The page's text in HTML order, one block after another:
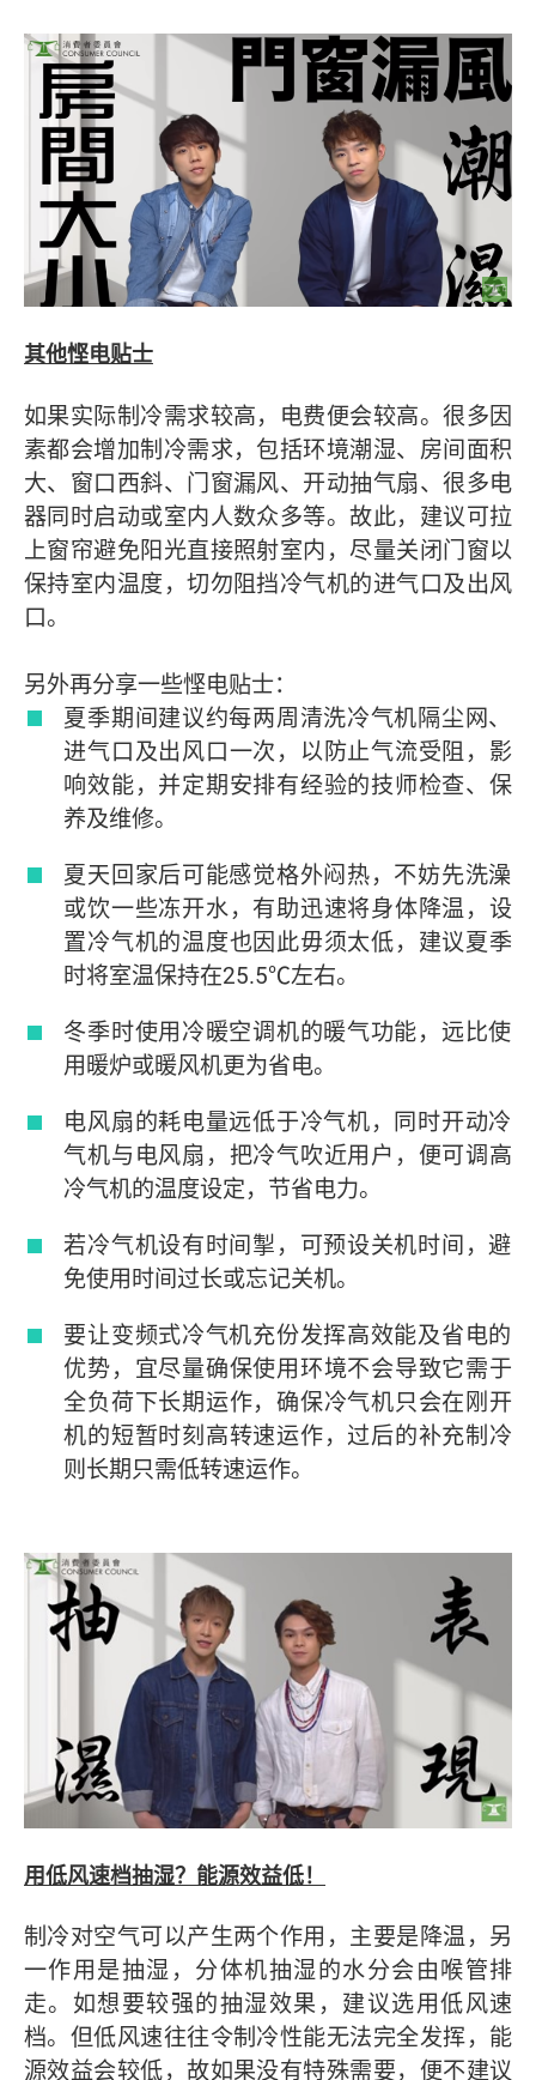
其他悭电贴士
如果实际制冷需求较高，电费便会较高。很多因
素都会增加制冷需求，包括环境潮湿、房间面积
大、窗口西斜、门窗漏风、开动抽气扇、很多电
器同时启动或室内人数众多等。故此，建议可拉
上窗帘避免阳光直接照射室内，尽量关闭门窗以
保持室内温度，切勿阻挡冷气机的进气口及出风
口。
另外再分享一些悭电贴士：
夏季期间建议约每两周清洗冷气机隔尘网、
进气口及出风口一次，以防止气流受阻，影
响效能，并定期安排有经验的技师检查、保
养及维修。
夏天回家后可能感觉格外闷热，不妨先洗澡
或饮一些冻开水，有助迅速将身体降温，设
置冷气机的温度也因此毋须太低，建议夏季
时将室温保持在25.5℃左右。
冬季时使用冷暖空调机的暖气功能，远比使
用暖炉或暖风机更为省电。
电风扇的耗电量远低于冷气机，同时开动冷
气机与电风扇，把冷气吹近用户，便可调高
冷气机的温度设定，节省电力。
若冷气机设有时间掣，可预设关机时间，避
免使用时间过长或忘记关机。
要让变频式冷气机充份发挥高效能及省电的
优势，宜尽量确保使用环境不会导致它需于
全负荷下长期运作，确保冷气机只会在刚开
机的短暂时刻高转速运作，过后的补充制冷
则长期只需低转速运作。
用低风速档抽湿？能源效益低！
制冷对空气可以产生两个作用，主要是降温，另
一作用是抽湿，分体机抽湿的水分会由喉管排
走。如想要较强的抽湿效果，建议选用低风速
档。但低风速往往令制冷性能无法完全发挥，能
源效益会较低，故如果没有特殊需要，便不建议